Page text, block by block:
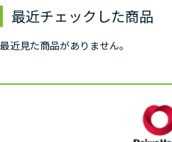
最近チェックした商品
最近見た商品がありません。